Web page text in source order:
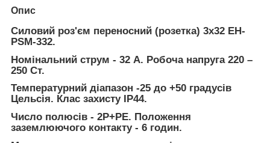
Опис
Силовий роз'єм переносний (розетка) 3х32 EH-
PSM-332.
Номінальний струм - 32 А. Робоча напруга 220 –
250 Ст.
Температурний діапазон -25 до +50 градусів
Цельсія. Клас захисту IP44.
Число полюсів - 2P+PE. Положення
заземлюючого контакту - 6 годин.